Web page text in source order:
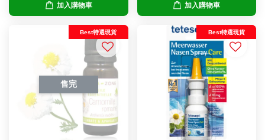
加入購物車 加入購物車
售完
Best特選現貨 Best特選現貨